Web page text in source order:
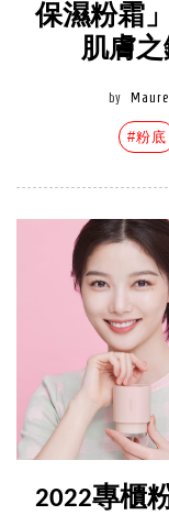
保濕粉霜
肌膚
by
#粉底
2022專櫃